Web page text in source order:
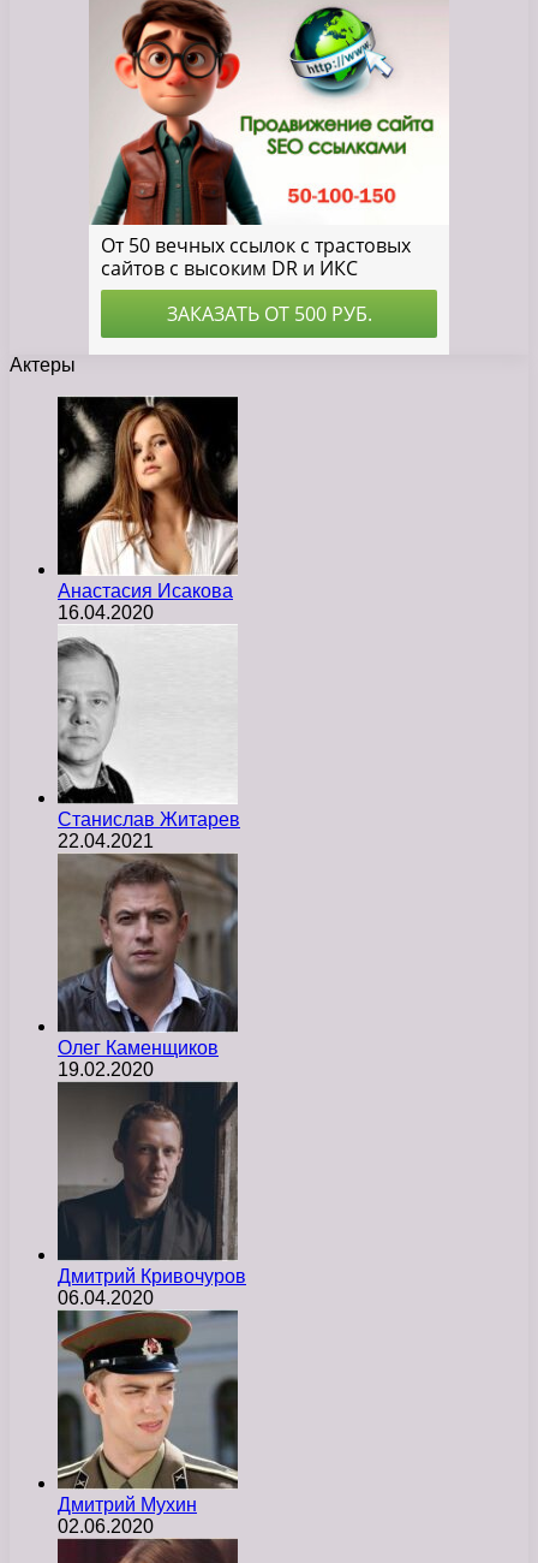
Актеры
Анастасия Исакова
16.04.2020
Станислав Житарев
22.04.2021
Олег Каменщиков
19.02.2020
Дмитрий Кривочуров
06.04.2020
Дмитрий Мухин
02.06.2020